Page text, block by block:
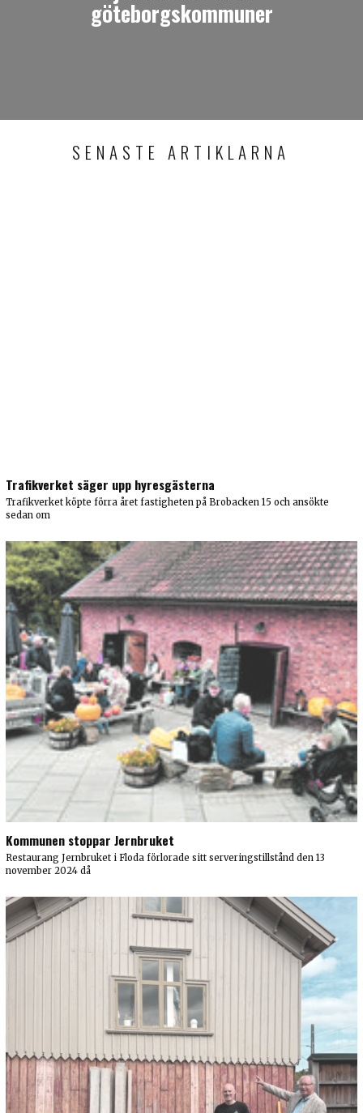
göteborgskommuner
SENASTE ARTIKLARNA
Trafikverket säger upp hyresgästerna
Trafikverket köpte förra året fastigheten på Brobacken 15 och ansökte
sedan om
Kommunen stoppar Jernbruket
Restaurang Jernbruket i Floda förlorade sitt serveringstillstånd den 13
november 2024 då